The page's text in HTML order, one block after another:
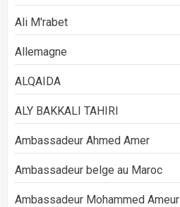
Ali M'rabet
Allemagne
ALQAIDA
ALY BAKKALI TAHIRI
Ambassadeur Ahmed Amer
Ambassadeur belge au Maroc
Ambassadeur Mohammed Ameur